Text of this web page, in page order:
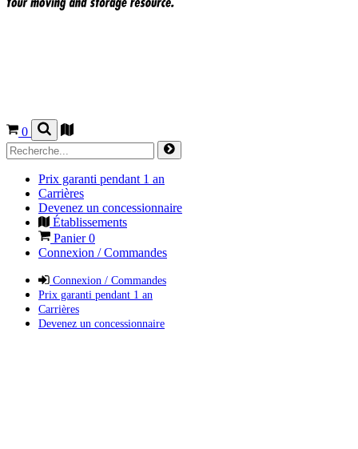
0
Prix garanti pendant 1 an
Carrières
Devenez un concessionnaire
Établissements
Panier0
Connexion / Commandes
Connexion / Commandes
Prix garanti pendant 1 an
Carrières
Devenez un concessionnaire